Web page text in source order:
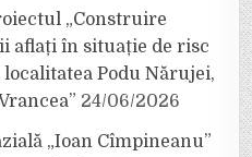
„Construire
aflați în situație de risc
Podu Nărujei,
24/06/2026
„Ioan Cîmpineanu”